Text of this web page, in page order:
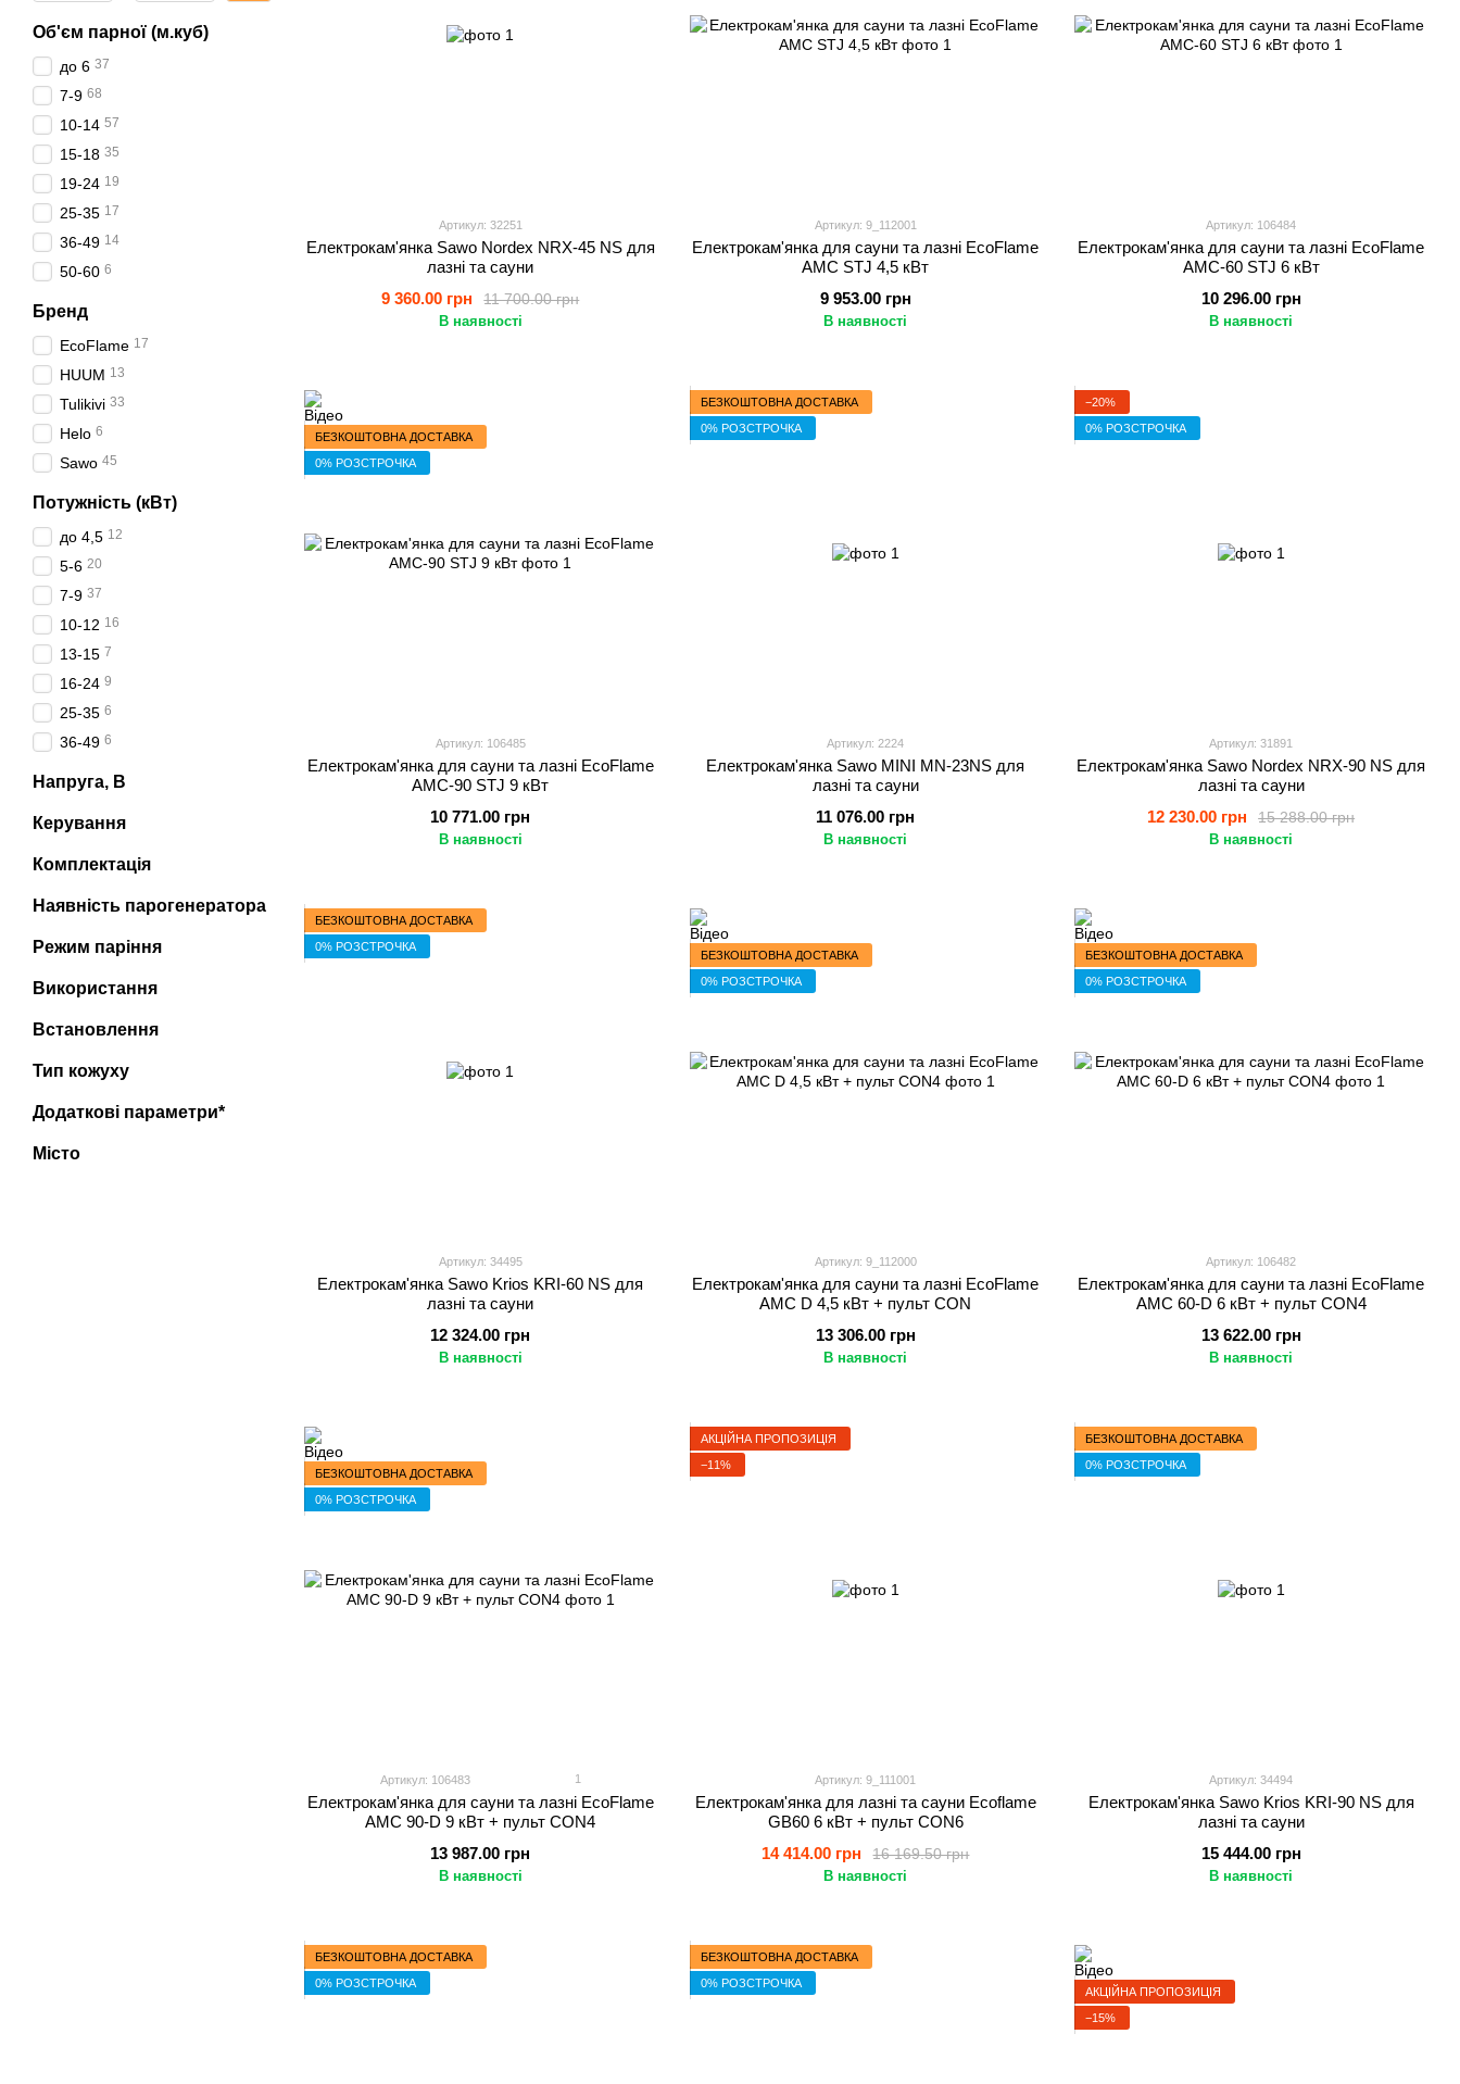
Артикул: 32251
Електрокам'янка Sawo Nordex NRX-45 NS для
лазні та сауни
11 700.00 грн
9 360.00 грн
В наявності
Артикул: 9_112001
Електрокам'янка для сауни та лазні EcoFlame
AMC STJ 4,5 кВт
9 953.00 грн
В наявності
Артикул: 106484
Електрокам'янка для сауни та лазні EcoFlame
AMC-60 STJ 6 кВт
10 296.00 грн
В наявності
БЕЗКОШТОВНА ДОСТАВКА
0% РОЗСТРОЧКА
Артикул: 106485
Електрокам'янка для сауни та лазні EcoFlame
AMC-90 STJ 9 кВт
10 771.00 грн
В наявності
БЕЗКОШТОВНА ДОСТАВКА
0% РОЗСТРОЧКА
Артикул: 2224
Електрокам'янка Sawo MINI MN-23NS для
лазні та сауни
11 076.00 грн
В наявності
−20%
0% РОЗСТРОЧКА
Артикул: 31891
Електрокам'янка Sawo Nordex NRX-90 NS для
лазні та сауни
15 288.00 грн
12 230.00 грн
В наявності
БЕЗКОШТОВНА ДОСТАВКА
0% РОЗСТРОЧКА
Артикул: 34495
Електрокам'янка Sawo Krios KRI-60 NS для
лазні та сауни
12 324.00 грн
В наявності
БЕЗКОШТОВНА ДОСТАВКА
0% РОЗСТРОЧКА
Артикул: 9_112000
Електрокам'янка для сауни та лазні EcoFlame
AMC D 4,5 кВт + пульт CON
13 306.00 грн
В наявності
БЕЗКОШТОВНА ДОСТАВКА
0% РОЗСТРОЧКА
Артикул: 106482
Електрокам'янка для сауни та лазні EcoFlame
AMC 60-D 6 кВт + пульт CON4
13 622.00 грн
В наявності
БЕЗКОШТОВНА ДОСТАВКА
0% РОЗСТРОЧКА
Артикул: 106483 1
Електрокам'янка для сауни та лазні EcoFlame
AMC 90-D 9 кВт + пульт CON4
13 987.00 грн
В наявності
АКЦІЙНА ПРОПОЗИЦІЯ
−11%
Артикул: 9_111001
Електрокам'янка для лазні та сауни Ecoflame
GB60 6 кВт + пульт CON6
16 169.50 грн
14 414.00 грн
В наявності
БЕЗКОШТОВНА ДОСТАВКА
0% РОЗСТРОЧКА
Артикул: 34494
Електрокам'янка Sawo Krios KRI-90 NS для
лазні та сауни
15 444.00 грн
В наявності
БЕЗКОШТОВНА ДОСТАВКА
0% РОЗСТРОЧКА
БЕЗКОШТОВНА ДОСТАВКА
0% РОЗСТРОЧКА
АКЦІЙНА ПРОПОЗИЦІЯ
−15%
Об'єм парної (м.куб)
до 6 37
7-9 68
10-14 57
15-18 35
19-24 19
25-35 17
36-49 14
50-60 6
Бренд
EcoFlame 17
HUUM 13
Tulikivi 33
Helo 6
Sawo 45
Потужність (кВт)
до 4,5 12
5-6 20
7-9 37
10-12 16
13-15 7
16-24 9
25-35 6
36-49 6
Напруга, В
Керування
Комплектація
Наявність парогенератора
Режим паріння
Використання
Встановлення
Тип кожуху
Додаткові параметри*
Місто